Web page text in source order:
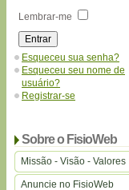
Lembrar-me
Esqueceu sua senha?
Esqueceu seu nome de
usuário?
Registrar-se
Sobre o FisioWeb
Missão - Visão - Valores
Anuncie no FisioWeb